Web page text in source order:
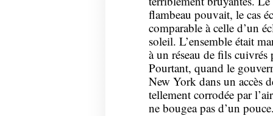
flambeau pouvait, le cas
comparable à celle d’un
soleil. L’ensemble était
à un réseau de fils
Pourtant, quand le
New York dans un accès
tellement corrodée par
ne bougea pas d’un